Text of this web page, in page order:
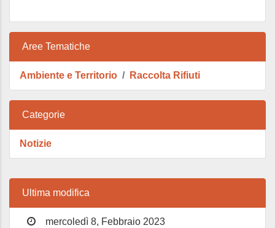
Aree Tematiche
Ambiente e Territorio Raccolta Rifiuti
Categorie
Notizie
Ultima modifica
mercoledì 8, Febbraio 2023